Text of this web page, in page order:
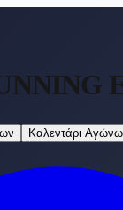
Καλεντάρι